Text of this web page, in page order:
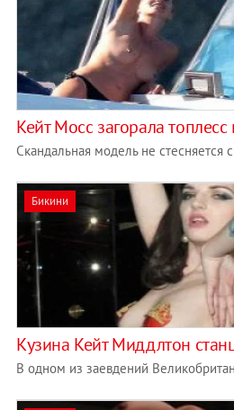
Кейт Мосс загорала
Скандальная модель не стесняется
Бикини
Кузина Кейт Миддлтон
В одном из заевдений